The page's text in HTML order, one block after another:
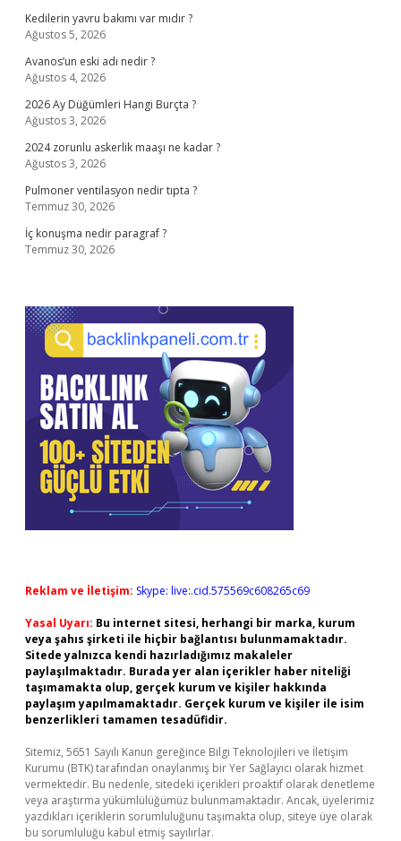
Kedilerin yavru bakımı var mıdır ?
Ağustos 5, 2026
Avanos’un eski adı nedir ?
Ağustos 4, 2026
2026 Ay Düğümleri Hangi Burçta ?
Ağustos 3, 2026
2024 zorunlu askerlik maaşı ne kadar ?
Ağustos 3, 2026
Pulmoner ventilasyon nedir tıpta ?
Temmuz 30, 2026
İç konuşma nedir paragraf ?
Temmuz 30, 2026
Reklam ve İletişim: Skype: live:.cid.575569c608265c69
Yasal Uyarı: Bu internet sitesi, herhangi bir marka, kurum
veya şahıs şirketi ile hiçbir bağlantısı bulunmamaktadır.
Sitede yalnızca kendi hazırladığımız makaleler
paylaşılmaktadır. Burada yer alan içerikler haber niteliği
taşımamakta olup, gerçek kurum ve kişiler hakkında
paylaşım yapılmamaktadır. Gerçek kurum ve kişiler ile isim
benzerlikleri tamamen tesadüfidir.
Sitemiz, 5651 Sayılı Kanun gereğince Bilgi Teknolojileri ve İletişim
Kurumu (BTK) tarafından onaylanmış bir Yer Sağlayıcı olarak hizmet
vermektedir. Bu nedenle, sitedeki içerikleri proaktif olarak denetleme
veya araştırma yükümlülüğümüz bulunmamaktadır. Ancak, üyelerimiz
yazdıkları içeriklerin sorumluluğunu taşımakta olup, siteye üye olarak
bu sorumluluğu kabul etmiş sayılırlar.